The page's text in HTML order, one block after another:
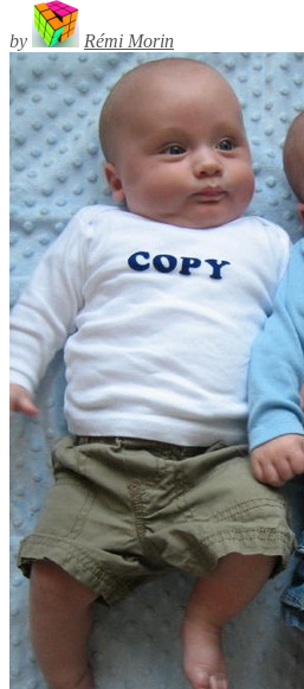
by Rémi Morin